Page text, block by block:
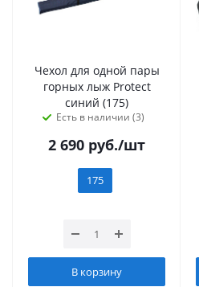
Чехол для одной пары
горных лыж Protect
синий (175)
Есть в наличии (3)
2 690 руб./шт
175
В корзину